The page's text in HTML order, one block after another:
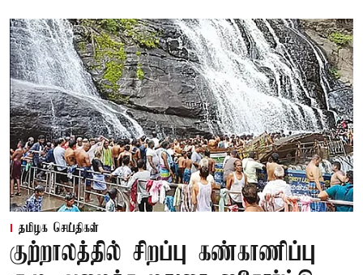
தமிழக செய்திகள்
குற்றாலத்தில் சிறப்பு கண்காணிப்பு